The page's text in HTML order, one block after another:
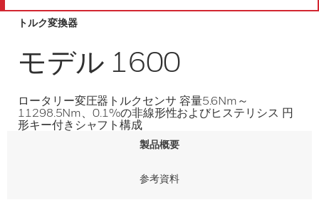
トルク変換器
モデル 1600
ロータリー変圧器トルクセンサ 容量5.6Nm～
11298.5Nm、0.1%の非線形性およびヒステリシス 円
形キー付きシャフト構成
製品概要
参考資料